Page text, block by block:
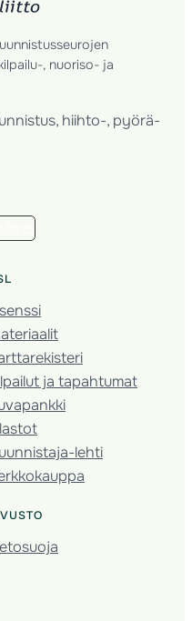
, nuoriso- ja
hiihto-, pyörä-
ja tapahtumat
lehti